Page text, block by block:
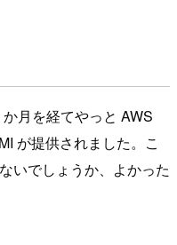
月を経てやっと AWS
が提供されました。こ
いでしょうか、よかった